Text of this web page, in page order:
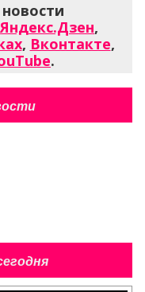
Яндекс.Дзен,
, Вконтакте,
.